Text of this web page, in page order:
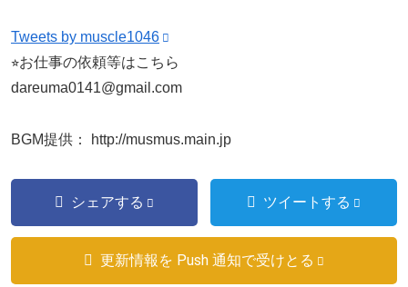
Tweets by muscle1046
⭐︎お仕事の依頼等はこちら
dareuma0141@gmail.com
BGM提供： http://musmus.main.jp
シェアする ツイートする
更新情報を Push 通知で受けとる